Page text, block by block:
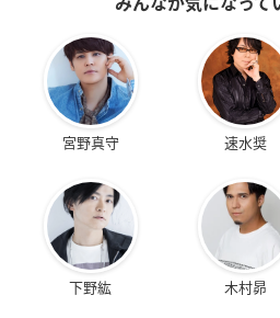
みんなが気になって
宮野真守 速水奨
下野紘 木村昴